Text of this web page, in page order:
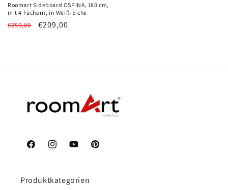
Roomart Sideboard OSPINA, 180 cm,
mit 4 Fächern, in Weiß-Eiche
Normaler
€259,00 Verkaufspreis
€209,00
FacebookInstagramYouTubePinterest
Produktkategorien